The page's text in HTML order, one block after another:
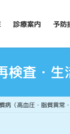
診療案内 予防
検査・
病（高血圧・脂質異常